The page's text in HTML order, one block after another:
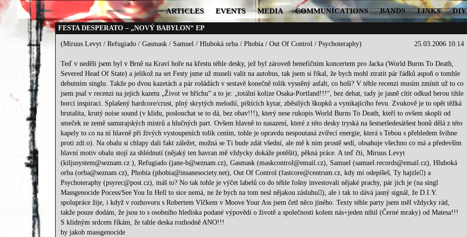
ARTICLES EVENTS MEDIA COMMUNICATIONS BANDS LINKS DIY
FESTA DESPERATO – „NOVÝ BABYLON“ EP
25.03.2006 10:14
(Miruus Levyt / Refugiado / Gasmask / Samuel / Hluboká orba / Phobia / Out Of Control / Psychoteraphy)
Teď v neděli jsem byl v Brně na Kraví hoře na křestu téhle desky, jež byl zároveň benefičním koncertem pro Jacka (World Burns To Death,
Severed Head Of State) a jelikož na set Festy jsme už museli valit na autobus, tak jsem si říkal, že bych mohl ztratit pár řádků aspoň o tomhle
debutním singlu. Takže po dvou kazetách a pár rošádách v sestavě konečně tolik vysněný asfalt, co hoši? V téhle recenzi musím zmínit už to co
jsem psal v recenzi na jejich kazetu „Život ve hříchu“ a to je: „totální kolize Osaka-Portland!!!“, bez debat, tady je jasně cítit odkud berou tihle
borci inspiraci. Splašený hardcore/crust, plný skrytých melodií, pištících kytar, zběsilých škopků a vynikajícího řevu. Zvukově je to opět těžká
brutalita, krutý noise sound (v klidu, poslouchat se to dá, bez obav!!!), který nese rukopis World Burns To Death, kteří to ovšem skopli od
smeček ze země samurajských mistrů a hlučných part. Ovšem hlavně to nasazení, které z této desky tryská na šestsetšedesátšest honů dělá z této
kapely to co na ní hlavně při živých vystoupeních tolik cením, tohle je opravdu nespoutaná zvířecí energie, která s Tebou s přehledem švihne
proti zdi:o). Na obalu si chlapy dali fakt záležet, možná se Ti bude zdát všední, ale mě k nim prostě sedí, obsahuje všechno co má a především
hlavní motiv obalu stojí za shlédnutí (nějaký ten havran mě vždycky dokáže potěšit), pěkná práce. A teď čti, Miruus Levyt
(kiljusystem@seznam.cz ), Refugiado (jane-b@seznam.cz), Gasmask (maskcontrol@email.cz), Samuel (samuel.records@email.cz), Hluboká
orba (orba@seznam.cz), Phobia (phobia@insanesociety.net), Out Of Control (fastcore@centrum.cz, kdy mi odepíšeš, Ty hajzle) a
Psychoteraphy (psyrec@post.cz), máš to? No tak tohle je výčet labelů co do téhle fošny investovali nějaké prachy, pár jich je (na singl
Massgenocide Pocess/See You In Hell to sice nemá, ne že bych na tom nesl nějakou zásluhu), ale i tak to dává jasný signál, že D.I.Y.
spolupráce žije, i když v rozhovoru s Robertem Vlčkem v Moove Your Ass jsem četl něco jiného. Texty téhle party jsem měl vždycky rád,
takže pouze dodám, že jsou to s osobního hlediska podané výpovědi o životě a společnosti kolem nás+jeden nihil (Černé mraky) od Matesa!!!
S klidným srdcem říkám, že tahle deska rozhodně ANO!!!
by jakob massgenocide